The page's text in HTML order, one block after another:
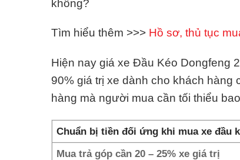
không?
Tìm hiểu thêm >>> Hồ sơ, thủ tục
Hiện nay giá xe Đầu Kéo Dongfeng
90% giá trị xe dành cho khách
hàng mà người mua cần tối thiểu
Chuẩn bị tiền đối ứng khi mua xe đầu
Mua trả góp cần 20 – 25% xe giá trị